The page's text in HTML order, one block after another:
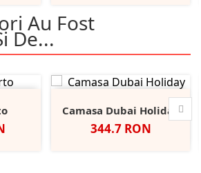
Au Fost
De...
Camasa Dubai Holiday
Pret
344.7 RON